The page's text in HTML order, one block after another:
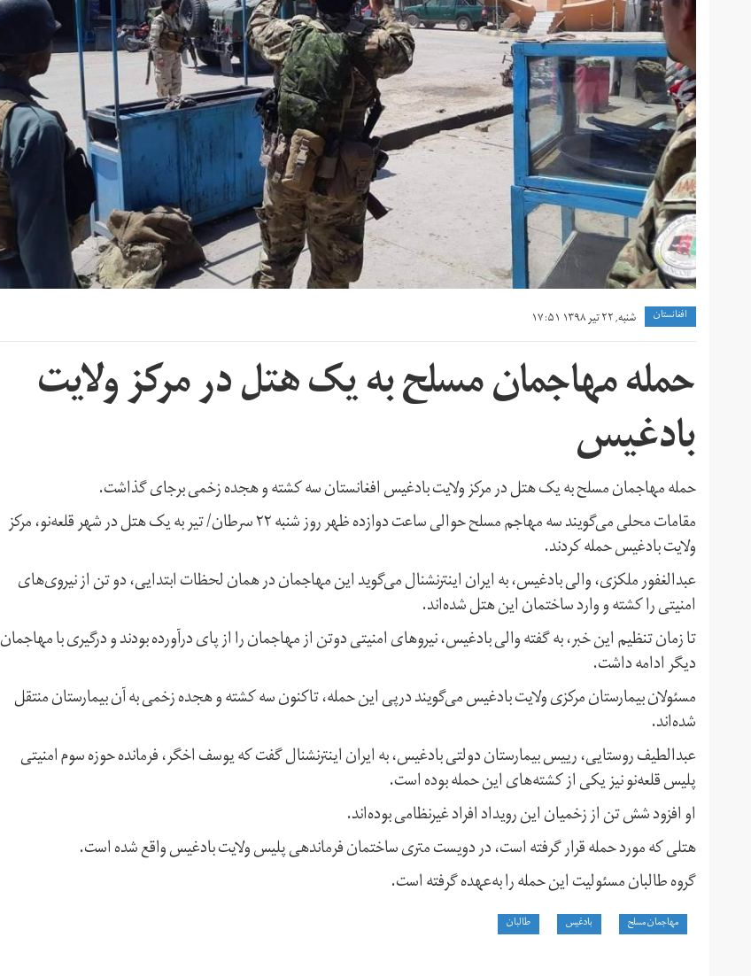
افغانستان شنبه, ۲۲ تیر ۱۳۹۸ ۱۷:۵۱
حمله مهاجمان مسلح به یک هتل در مرکز ولایت
بادغیس
حمله مهاجمان مسلح به یک هتل در مرکز ولایت بادغیس افغانستان سه کشته و هجده زخمی برجای گذاشت.
مقامات محلی می‌گویند سه مهاجم مسلح حوالی ساعت دوازده ظهر روز شنبه ۲۲ سرطان/ تیر به یک هتل در شهر قلعه‌نو، مرکز
ولایت بادغیس حمله کردند.
عبدالغفور ملکزی، والی بادغیس، به ایران اینترنشنال می‌گوید این مهاجمان در همان لحظات ابتدایی، دو تن از نیروی‌های
امنیتی را کشته و وارد ساختمان این هتل شده‌اند.
تا زمان تنظیم این خبر، به گفته والی بادغیس، نیروهای امنیتی دوتن از مهاجمان را از پای درآورده‌ بودند و درگیری با مهاجمان
دیگر ادامه داشت.
مسئولان بیمارستان مرکزی ولایت بادغیس می‌گویند درپی این حمله، تاکنون سه کشته و هجده زخمی به آن بیمارستان منتقل
شده‌اند.
عبدالطیف روستایی، رییس بیمارستان دولتی بادغیس، به ایران اینترنشنال گفت که یوسف اخگر، فرمانده حوزه‌ سوم امنیتی
پلیس قلعه‌نو نیز یکی از کشته‌های این حمله بوده است.
او افزود شش تن از زخمیان این رویداد افراد غیرنظامی بوده‌اند.
هتلی که مورد حمله قرار گرفته است، در دویست متری ساختمان فرماندهی پلیس ولایت بادغیس واقع شده است.
گروه طالبان مسئولیت این حمله را به‌عهده گرفته است.
مهاجمان مسلح بادغیس طالبان